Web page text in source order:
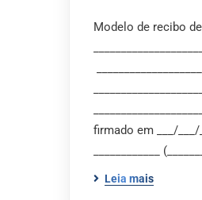
Modelo de recibo
firmado em ___/
____________
Leia mais